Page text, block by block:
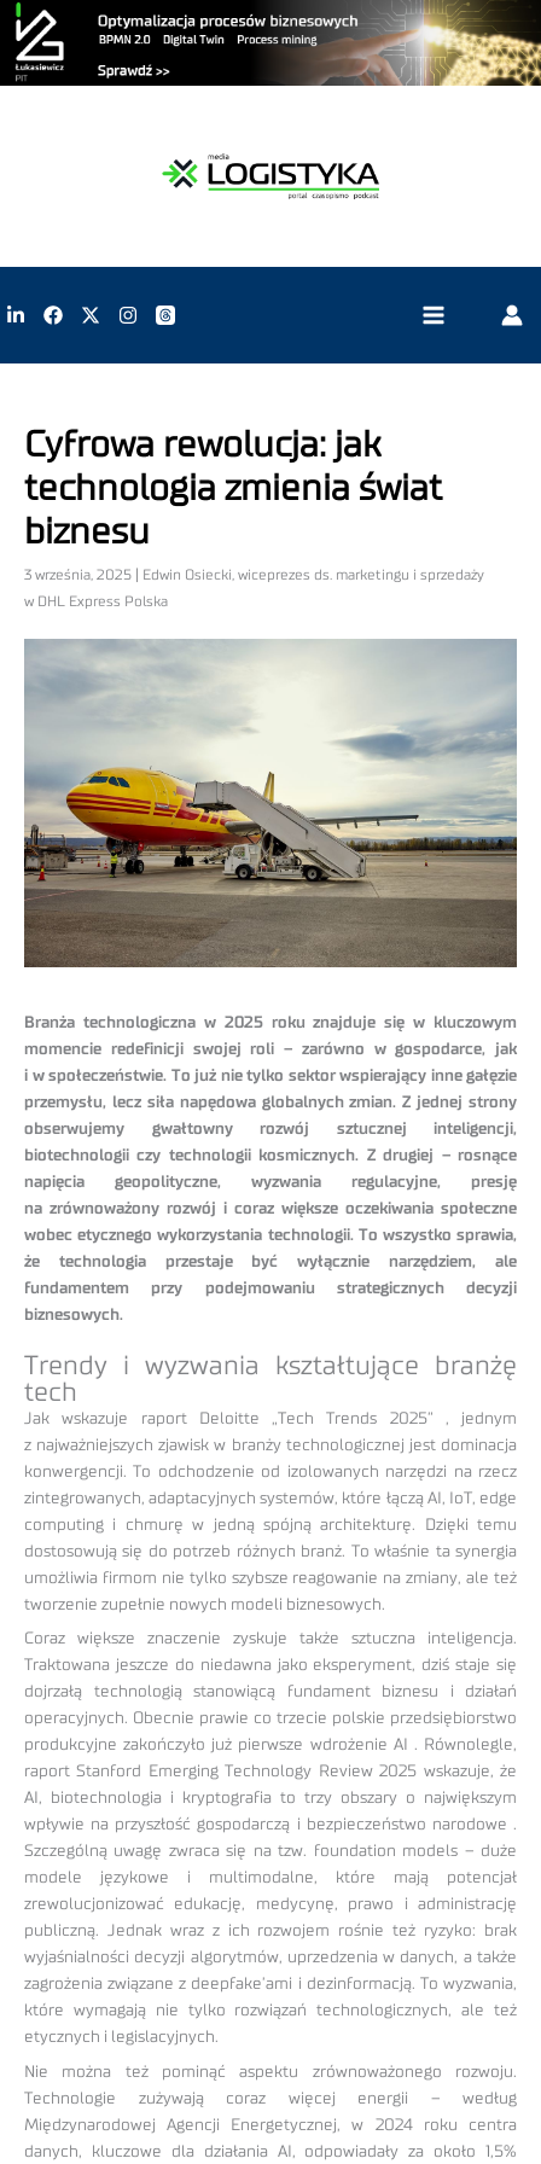
Cyfrowa rewolucja: jak
technologia zmienia świat
biznesu
3 września, 2025 | Edwin Osiecki, wiceprezes ds. marketingu i sprzedaży
w DHL Express Polska
Branża technologiczna w 2025 roku znajduje się w kluczowym
momencie redefinicji swojej roli – zarówno w gospodarce, jak
i w społeczeństwie. To już nie tylko sektor wspierający inne gałęzie
przemysłu, lecz siła napędowa globalnych zmian. Z jednej strony
obserwujemy gwałtowny rozwój sztucznej inteligencji,
biotechnologii czy technologii kosmicznych. Z drugiej – rosnące
napięcia geopolityczne, wyzwania regulacyjne, presję
na zrównoważony rozwój i coraz większe oczekiwania społeczne
wobec etycznego wykorzystania technologii. To wszystko sprawia,
że technologia przestaje być wyłącznie narzędziem, ale
fundamentem przy podejmowaniu strategicznych decyzji
biznesowych.
Trendy i wyzwania kształtujące branżę
tech
Jak wskazuje raport Deloitte „Tech Trends 2025” , jednym
z najważniejszych zjawisk w branży technologicznej jest dominacja
konwergencji. To odchodzenie od izolowanych narzędzi na rzecz
zintegrowanych, adaptacyjnych systemów, które łączą AI, IoT, edge
computing i chmurę w jedną spójną architekturę. Dzięki temu
dostosowują się do potrzeb różnych branż. To właśnie ta synergia
umożliwia firmom nie tylko szybsze reagowanie na zmiany, ale też
tworzenie zupełnie nowych modeli biznesowych.
Coraz większe znaczenie zyskuje także sztuczna inteligencja.
Traktowana jeszcze do niedawna jako eksperyment, dziś staje się
dojrzałą technologią stanowiącą fundament biznesu i działań
operacyjnych. Obecnie prawie co trzecie polskie przedsiębiorstwo
produkcyjne zakończyło już pierwsze wdrożenie AI . Równolegle,
raport Stanford Emerging Technology Review 2025 wskazuje, że
AI, biotechnologia i kryptografia to trzy obszary o największym
wpływie na przyszłość gospodarczą i bezpieczeństwo narodowe .
Szczególną uwagę zwraca się na tzw. foundation models – duże
modele językowe i multimodalne, które mają potencjał
zrewolucjonizować edukację, medycynę, prawo i administrację
publiczną. Jednak wraz z ich rozwojem rośnie też ryzyko: brak
wyjaśnialności decyzji algorytmów, uprzedzenia w danych, a także
zagrożenia związane z deepfake’ami i dezinformacją. To wyzwania,
które wymagają nie tylko rozwiązań technologicznych, ale też
etycznych i legislacyjnych.
Nie można też pominąć aspektu zrównoważonego rozwoju.
Technologie zużywają coraz więcej energii – według
Międzynarodowej Agencji Energetycznej, w 2024 roku centra
danych, kluczowe dla działania AI, odpowiadały za około 1,5%